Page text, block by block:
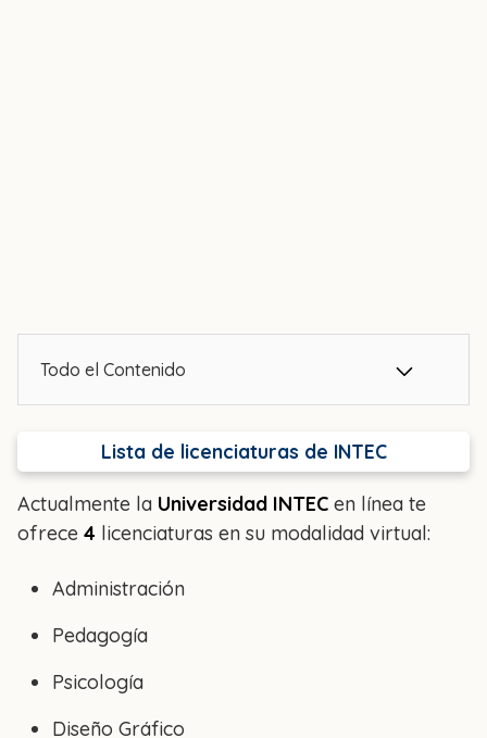
Todo el Contenido
Lista de licenciaturas de INTEC
Actualmente la Universidad INTEC en línea te
ofrece 4 licenciaturas en su modalidad virtual:
Administración
Pedagogía
Psicología
Diseño Gráfico